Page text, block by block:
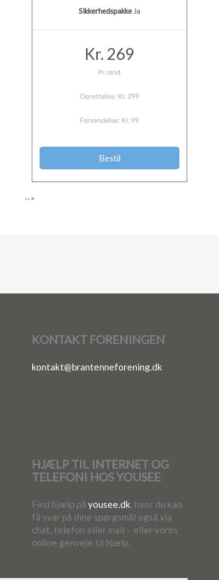
Sikkerhedspakke Ja
Kr. 269
Pr. mnd.
Oprettelse: Kr. 299
Forsendelse: Kr. 99
Bestil
-->
KONTAKT FORENINGEN
kontakt@brantenneforening.dk
HJÆLP TIL INTERNET OG
TELEFONI HOS YOUSEE
Find hjælp på yousee.dk, hvor du kan
få svar på dine spørgsmål også via
chat, telefon eller mail – eller vores
online genveje til hjælp.